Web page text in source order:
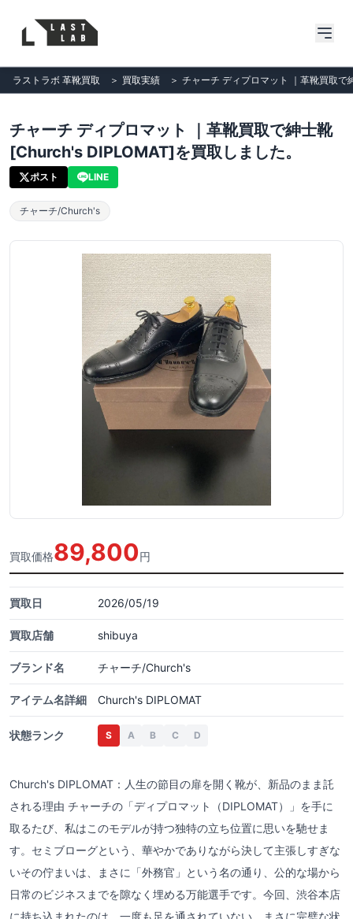
ラストラボ 革靴買取 ＞ 買取実績 ＞ チャーチ ディプロマット ｜革靴買取
チャーチ ディプロマット ｜革靴買取で紳士靴
[Church's DIPLOMAT]を買取しました。
ポスト LINE
チャーチ/Church's
買取価格89,800円
買取日 2026/05/19
買取店舗 shibuya
ブランド名 チャーチ/Church's
アイテム名詳細 Church's DIPLOMAT
状態ランク S A B C D
Church's DIPLOMAT：人生の節目の扉を開く靴が、新品のまま託
される理由 チャーチの「ディプロマット（DIPLOMAT）」を手に
取るたび、私はこのモデルが持つ独特の立ち位置に思いを馳せま
す。セミブローグという、華やかでありながら決して主張しすぎな
いその佇まいは、まさに「外務官」という名の通り、公的な場から
日常のビジネスまでを隙なく埋める万能選手です。今回、渋谷本店
に持ち込まれたのは、一度も足を通されていない、まさに完璧な状